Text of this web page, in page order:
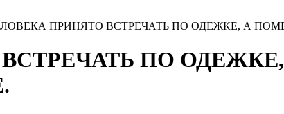
ПРИНЯТО ВСТРЕЧАТЬ ПО ОДЕЖКЕ, А
ПО